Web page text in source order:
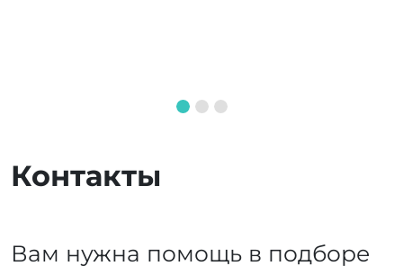
Контакты
Вам нужна помощь в подборе